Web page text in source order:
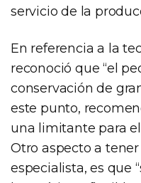
servicio de la
En referencia a la
reconoció que “el
conservación de
este punto,
una limitante para
Otro aspecto a
especialista, es que